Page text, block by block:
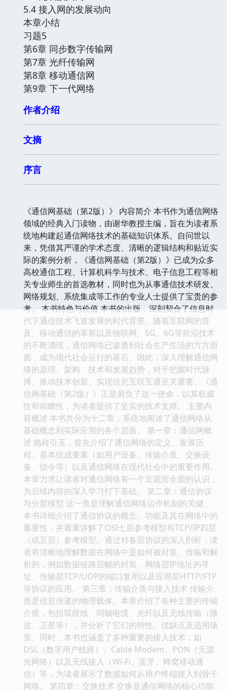
5.4 接入网的发展动向
本章小结
习题5
第6章 同步数字传输网
第7章 光纤传输网
第8章 移动通信网
第9章 下一代网络
作者介绍
文摘
序言
《通信网基础（第2版）》 内容简介 本书作为通信网络
领域的经典入门读物，由谢华教授主编，旨在为读者系
统地构建起通信网络技术的基础知识体系。自问世以
来，凭借其严谨的学术态度、清晰的逻辑结构和贴近实
际的案例分析，《通信网基础（第2版）》已成为众多
高校通信工程、计算机科学与技术、电子信息工程等相
关专业师生的首选教材，同时也为从事通信技术研发、
网络规划、系统集成等工作的专业人士提供了宝贵的参
考。 本书特色与价值 本书的出版，深刻契合了信息时
代下通信技术飞速发展的时代背景。随着互联网的普
及、移动通信的革新以及物联网、5G、6G等前沿技术
的不断涌现，通信网络已渗透到社会生产生活的方方面
面，成为现代社会运行的基石。因此，深入理解通信网
络的原理、架构、技术和发展趋势，对于把握时代脉
搏、推动技术创新、实现信息互联互通至关重要。《通
信网基础（第2版）》正是肩负了这一使命，以其权威
性和前瞻性，为读者提供了坚实的技术支撑。 主要内
容概述 本书共分为十二章，系统地阐述了通信网络从
基础概念到实际应用的各个层面。 第一章：通信网概
述 抛砖引玉，首先介绍了通信网络的定义、发展历
程、基本组成要素（如用户设备、传输介质、交换设
备、信令等）以及通信网络在现代社会中的重要作用。
本章力求让读者对通信网络有一个宏观而全面的认识，
为后续内容的深入学习打下基础。 第二章：通信协议
与分层模型 这一章是理解通信网络运作机制的关键。
本书详细介绍了通信协议的概念、功能及其在网络中的
重要性，并着重讲解了OSI七层参考模型和TCP/IP四层
（或五层）参考模型。通过对各层协议的深入剖析，读
者将清晰地理解数据在网络中是如何被封装、传输和解
析的，例如数据链路层帧的封装、网络层IP地址的寻
址、传输层TCP/UDP的端口复用以及应用层HTTP/FTP
等协议的应用。 第三章：传输介质与接入技术 传输介
质是信息传递的物理载体。本章介绍了各种主要的传输
介质，包括双绞线、同轴电缆、光纤以及无线传输（微
波、卫星等），并分析了它们的特性、优缺点及适用场
景。同时，本书也涵盖了多种重要的接入技术，如
DSL（数字用户线路）、Cable Modem、PON（无源
光网络）以及无线接入（Wi-Fi、蓝牙、蜂窝移动通
信）等，为读者展示了数据如何从用户终端接入到骨干
网络。 第四章：交换技术 交换是通信网络的核心功能